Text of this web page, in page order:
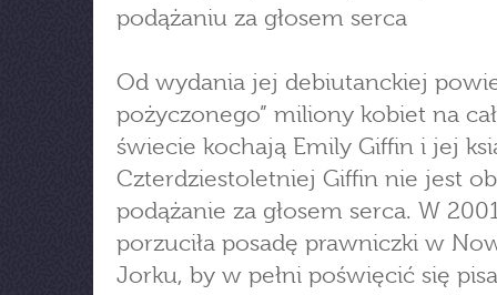
podążaniu za głosem serca
Od wydania jej debiutanckiej
pożyczonego” miliony kobiet na
świecie kochają Emily Giffin i jej
Czterdziestoletniej Giffin nie jest
podążanie za głosem serca. W
porzuciła posadę prawniczki w
Jorku, by w pełni poświęcić się